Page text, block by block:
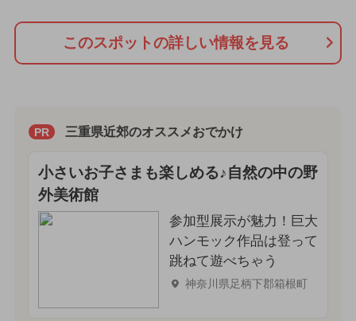
このスポットの詳しい情報を見る
PR 三重県近郊のオススメおでかけ
小さいお子さまも楽しめる♪自然の中の野
外美術館
参加型展示が魅力！巨大
ハンモック作品は登って
跳ねて遊べちゃう
神奈川県足柄下郡箱根町